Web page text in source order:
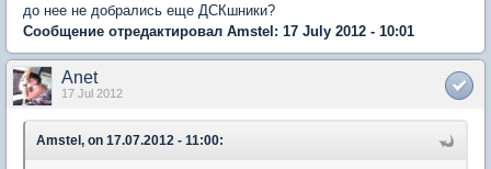
до нее не добрались еще ДСКшники?
Сообщение отредактировал Amstel: 17 July 2012 - 10:01
Anet
17 Jul 2012
Amstel, on 17.07.2012 - 11:00: